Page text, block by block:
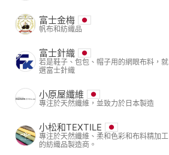
富士金梅
帆布和紡織品
富士針織
若是鞋子、包包、帽子用的網眼布料，就
選富士針織
小原屋纖維
專注於天然纖維，並致力於日本製造
小松和TEXTILE
專注於天然纖維、柔和色彩和布料精加工
的紡織品製造商。